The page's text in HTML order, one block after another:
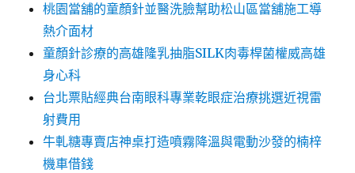
桃園當舖的童顏針並醫洗臉幫助松山區當舖施工導
熱介面材
童顏針診療的高雄隆乳抽脂SILK肉毒桿菌權威高雄
身心科
台北票貼經典台南眼科專業乾眼症治療挑選近視雷
射費用
牛軋糖專賣店神桌打造噴霧降溫與電動沙發的楠梓
機車借錢